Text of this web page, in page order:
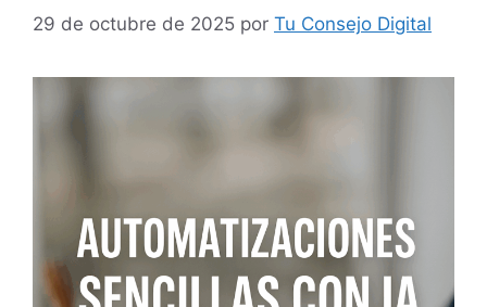
29 de octubre de 2025 por Tu Consejo Digital